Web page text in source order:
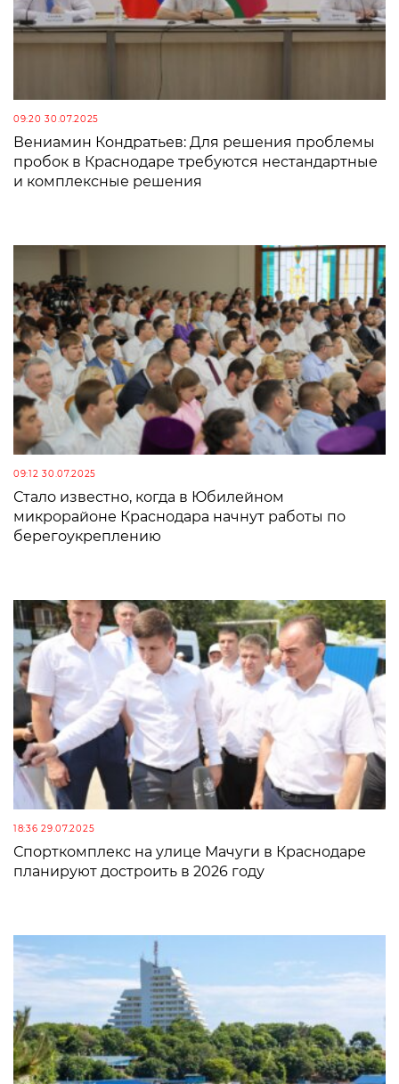
09:20 30.07.2025
Вениамин Кондратьев: Для решения проблемы
пробок в Краснодаре требуются нестандартные
и комплексные решения
09:12 30.07.2025
Стало известно, когда в Юбилейном
микрорайоне Краснодара начнут работы по
берегоукреплению
18:36 29.07.2025
Спорткомплекс на улице Мачуги в Краснодаре
планируют достроить в 2026 году